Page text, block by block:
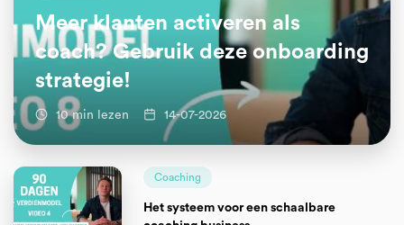
Meer klanten activeren als
coach? Gebruik deze onboarding
strategie!
10 min lezen 14-07-2026
Coaching
Het systeem voor een schaalbare